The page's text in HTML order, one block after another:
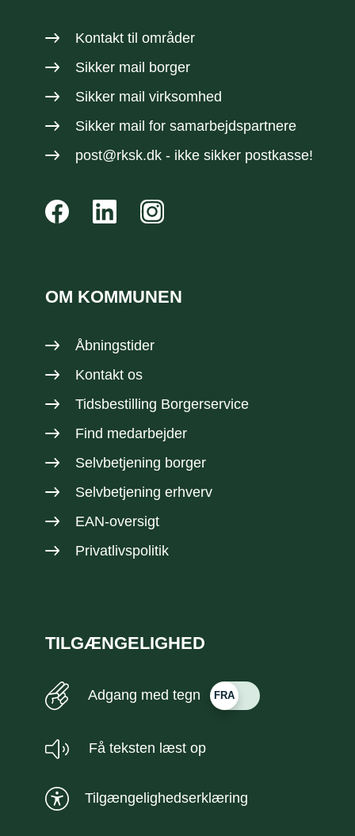
Kontakt til områder
Sikker mail borger
Sikker mail virksomhed
Sikker mail for samarbejdspartnere
post@rksk.dk- ikke sikker postkasse!
OM KOMMUNEN
Åbningstider
Kontakt os
Tidsbestilling Borgerservice
Find medarbejder
Selvbetjening borger
Selvbetjening erhverv
EAN-oversigt
Privatlivspolitik
TILGÆNGELIGHED
Adgang med tegn
Få teksten læst op
Tilgængelighedserklæring